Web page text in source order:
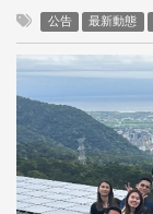
公告 最新動態